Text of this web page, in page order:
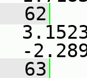
62
-
63